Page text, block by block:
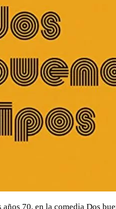
años 70, en la comedia Dos